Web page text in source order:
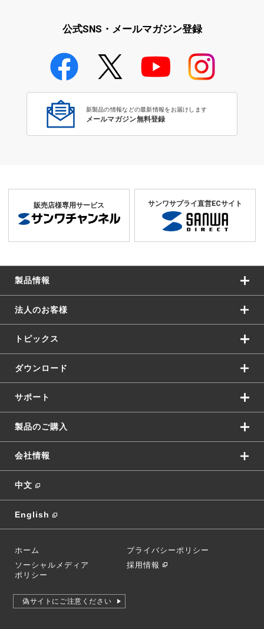
公式SNS・メールマガジン登録
新製品の情報などの最新情報をお届けします
メールマガジン無料登録
販売店様専用サービス サンワサプライ直営ECサイト
製品情報
法人のお客様
トピックス
ダウンロード
サポート
製品のご購入
会社情報
中文
English
ホーム
プライバシーポリシー
ソーシャルメディア
ポリシー
採用情報
偽サイトにご注意ください